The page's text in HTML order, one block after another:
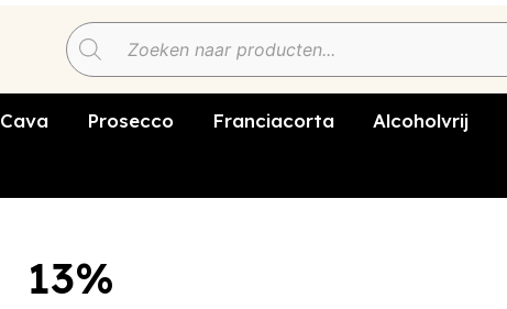
Cava Prosecco Franciacorta Alcoholvrij
13%